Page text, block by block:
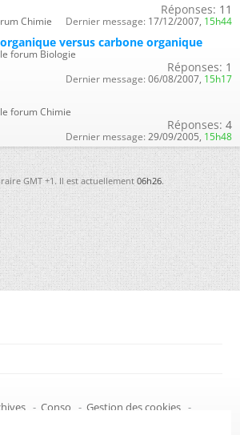
Chimie
Réponses: 11
Dernier message: 17/12/2007, 15h44
versus carbone organique
forum Biologie
Réponses: 1
Dernier message: 06/08/2007, 15h17
forum Chimie
Réponses: 4
Dernier message: 29/09/2005, 15h48
GMT +1. Il est actuellement06h26.
- Conso - Gestion des cookies -